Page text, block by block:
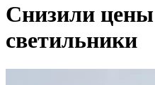
Снизили
светильники